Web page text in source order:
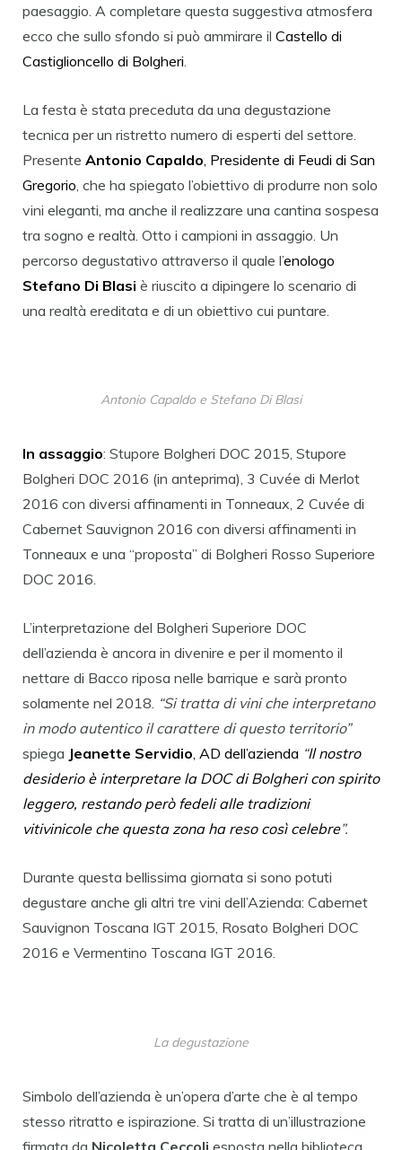
paesaggio. A completare questa suggestiva atmosfera
ecco che sullo sfondo si può ammirare il Castello di
Castiglioncello di Bolgheri
La festa è stata preceduta da una degustazione
tecnica per un ristretto numero di esperti del settore.
Presente Antonio Capaldo , Presidente di Feudi di San
Gregorio , che ha spiegato l’obiettivo di produrre non solo
vini eleganti, ma anche il realizzare una cantina sospesa
tra sogno e realtà. Otto i campioni in assaggio. Un
percorso degustativo attraverso il quale l’enologo
Stefano Di Blasi è riuscito a dipingere lo scenario di
una realtà ereditata e di un obiettivo cui puntare.
Antonio Capaldo e Stefano Di Blasi
In assaggio: Stupore Bolgheri DOC 2015, Stupore
Bolgheri DOC 2016 (in anteprima), 3 Cuvée di Merlot
2016 con diversi affinamenti in Tonneaux, 2 Cuvée di
Cabernet Sauvignon 2016 con diversi affinamenti in
Tonneaux e una “proposta” di Bolgheri Rosso Superiore
DOC 2016.
L’interpretazione del Bolgheri Superiore DOC
dell’azienda è ancora in divenire e per il momento il
nettare di Bacco riposa nelle barrique e sarà pronto
solamente nel 2018. “Si tratta di vini che interpretano
in modo autentico il carattere di questo territorio”
spiega Jeanette Servidio, AD dell’azienda “Il nostro
desiderio è interpretare la DOCdi Bolgheri con spirito
leggero, restando però fedeli alle tradizioni
vitivinicole che questa zona ha reso così celebre”.
Durante questa bellissima giornata si sono potuti
degustare anche gli altri tre vini dell’Azienda: Cabernet
Sauvignon Toscana IGT 2015, Rosato Bolgheri DOC
2016 e Vermentino Toscana IGT 2016.
La degustazione
Simbolo dell’azienda è un’opera d’arte che è al tempo
stesso ritratto e ispirazione. Si tratta di un’illustrazione